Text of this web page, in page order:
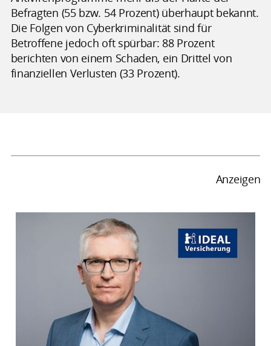
Befragten (55 bzw. 54 Prozent) überhaupt bekannt.
Die Folgen von Cyberkriminalität sind für
Betroffene jedoch oft spürbar: 88 Prozent
berichten von einem Schaden, ein Drittel von
finanziellen Verlusten (33 Prozent).
Anzeigen